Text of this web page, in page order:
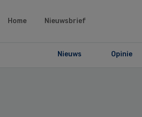
Home Nieuwsbrief
Nieuws Opinie